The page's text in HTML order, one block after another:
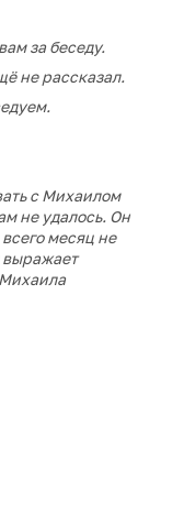
за беседу.
не рассказал.
с Михаилом
не удалось. Он
месяц не
выражает